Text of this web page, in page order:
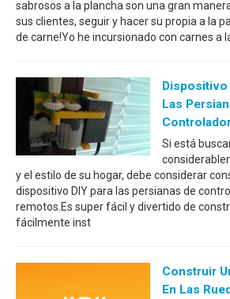
sabrosos a la plancha son una gran
sus clientes, seguir y hacer su propia a la
de carne!Yo he incursionado con carnes a
Dispositivo
Las
Si está
y el estilo de su hogar, debe considerar
dispositivo DIY para las persianas de
remotos.Es super fácil y divertido de
fácilmente inst
Construir
En Las